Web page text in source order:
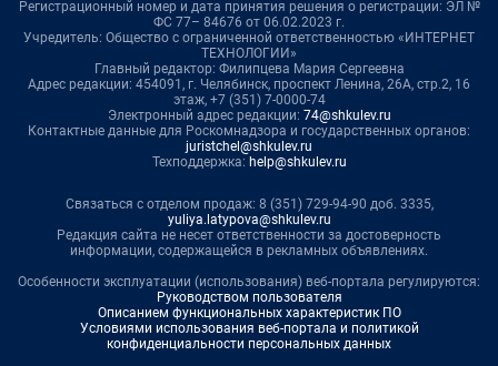
Регистрационный номер и дата принятия решения о регистрации: ЭЛ №
ФС 77– 84676 от 06.02.2023 г.
Учредитель: Общество с ограниченной ответственностью «ИНТЕРНЕТ
ТЕХНОЛОГИИ»
Главный редактор: Филипцева Мария Сергеевна
Адрес редакции: 454091, г. Челябинск, проспект Ленина, 26А, стр.2, 16
этаж, +7 (351) 7-0000-74
Электронный адрес редакции: 74@shkulev.ru
Контактные данные для Роскомнадзора и государственных органов:
juristchel@shkulev.ru
Техподдержка: help@shkulev.ru
Связаться с отделом продаж: 8 (351) 729-94-90 доб. 3335,
yuliya.latypova@shkulev.ru
Редакция сайта не несет ответственности за достоверность
информации, содержащейся в рекламных объявлениях.
Особенности эксплуатации (использования) веб-портала регулируются:
Руководством пользователя
Описанием функциональных характеристик ПО
Условиями использования веб-портала и политикой
конфиденциальности персональных данных